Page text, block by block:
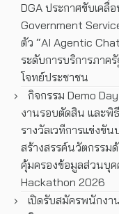
DGA ประกาศขับเคลื่
Government
ตัว “AI Agentic
ระดับการบริการภาค
โจทย์ประชาชน
กิจกรรม Demo
งานรอบตัดสิน และพิ
รางวัลเวทีการแข่งขัน
สร้างสรรค์นวัตกรรม
คุ้มครองข้อมูลส่วนบุค
Hackathon 2026
เปิดรับสมัครพนักงา